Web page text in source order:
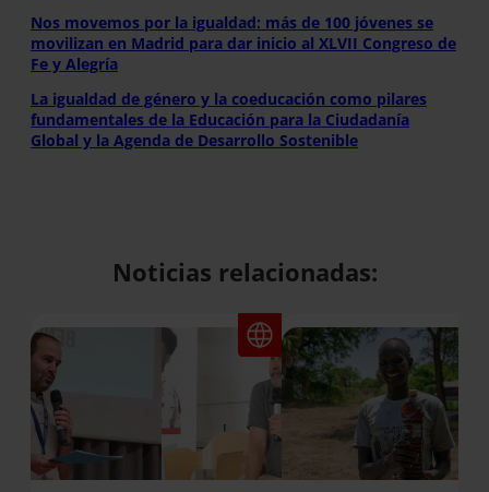
Nos movemos por la igualdad: más de 100 jóvenes se
movilizan en Madrid para dar inicio al XLVII Congreso de
Fe y Alegría
La igualdad de género y la coeducación como pilares
fundamentales de la Educación para la Ciudadanía
Global y la Agenda de Desarrollo Sostenible
Noticias relacionadas: